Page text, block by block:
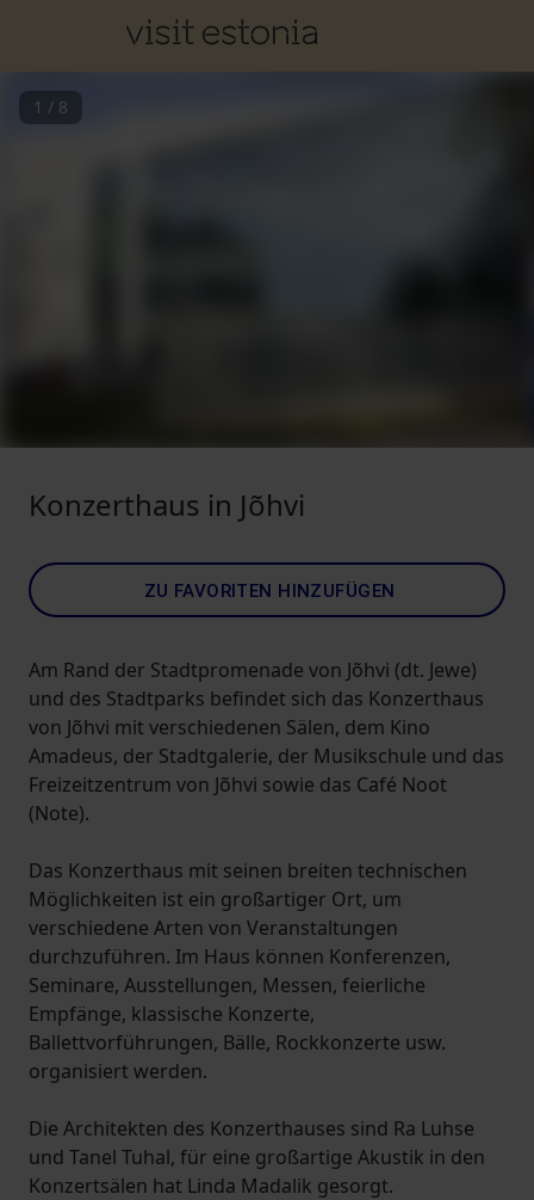
1 / 8
Konzerthaus in Jõhvi
ZU FAVORITEN HINZUFÜGEN
Am Rand der Stadtpromenade von Jõhvi (dt. Jewe)
und des Stadtparks befindet sich das Konzerthaus
von Jõhvi mit verschiedenen Sälen, dem Kino
Amadeus, der Stadtgalerie, der Musikschule und das
Freizeitzentrum von Jõhvi sowie das Café Noot
(Note).
Das Konzerthaus mit seinen breiten technischen
Möglichkeiten ist ein großartiger Ort, um
verschiedene Arten von Veranstaltungen
durchzuführen. Im Haus können Konferenzen,
Seminare, Ausstellungen, Messen, feierliche
Empfänge, klassische Konzerte,
Ballettvorführungen, Bälle, Rockkonzerte usw.
organisiert werden.
Die Architekten des Konzerthauses sind Ra Luhse
und Tanel Tuhal, für eine großartige Akustik in den
Konzertsälen hat Linda Madalik gesorgt.